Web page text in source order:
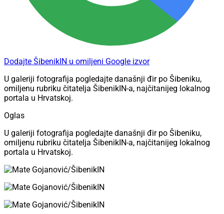
Dodajte ŠibenikIN u omiljeni Google izvor
U galeriji fotografija pogledajte današnji đir po Šibeniku,
omiljenu rubriku čitatelja ŠibenikIN-a, najčitanijeg lokalnog
portala u Hrvatskoj.
Oglas
U galeriji fotografija pogledajte današnji đir po Šibeniku,
omiljenu rubriku čitatelja ŠibenikIN-a, najčitanijeg lokalnog
portala u Hrvatskoj.